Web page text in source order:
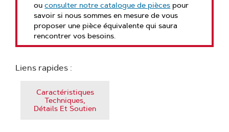
ouconsulter notre catalogue de pièces pour
savoir si nous sommes en mesure de vous
proposer une pièce équivalente qui saura
rencontrer vos besoins.
Liens rapides :
Caractéristiques
Techniques,
Détails Et Soutien